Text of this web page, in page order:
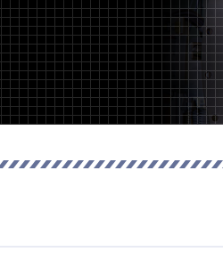
メディア掲載
ILCの目的
キャラクター一覧
よくある質問
ILCでわかること
ヒッグスを解剖する
素粒子 vs 複合粒子
超伝導加速技術
ILC100人委員会